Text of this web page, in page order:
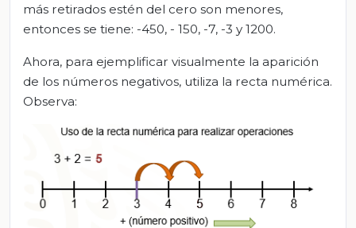
más retirados estén del cero son menores,
entonces se tiene: -450, - 150, -7, -3 y 1200.
Ahora, para ejemplificar visualmente la aparición
de los números negativos, utiliza la recta numérica.
Observa: